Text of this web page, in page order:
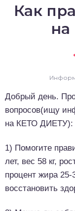
Как
на
Добрый день.
вопросов(ищу
на КЕТО ДИЕТУ):
1) Помогите
лет, вес 58 кг,
процент жира
восстановить
выпечка